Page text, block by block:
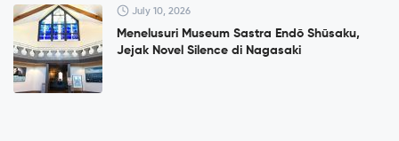
July 10, 2026
Menelusuri Museum Sastra Endō Shūsaku,
Jejak Novel Silence di Nagasaki